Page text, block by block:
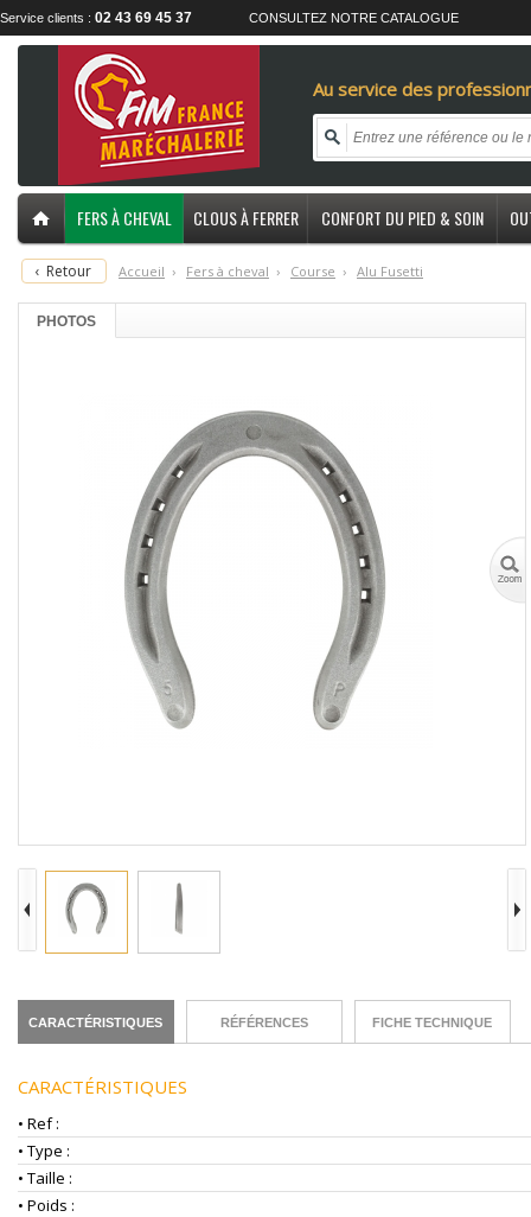
Service clients : 02 43 69 45 37 CONSULTEZ NOTRE CATALOGUE
Au service des
FERS À CHEVAL CLOUS À FERRER CONFORT DU PIED & SOIN
‹ Retour Accueil › Fers à cheval › Course › Alu Fusetti
PHOTOS
CARACTÉRISTIQUES RÉFÉRENCES FICHE TECHNIQUE
CARACTÉRISTIQUES
• Ref :
• Type :
• Taille :
• Poids :